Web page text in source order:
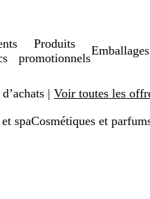
Produits
promotionnels
Emballages
| Voir toutes les
spaCosmétiques et